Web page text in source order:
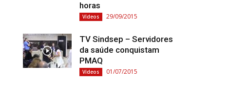
horas
Vídeos 29/09/2015
TV Sindsep – Servidores
da saúde conquistam
PMAQ
Vídeos 01/07/2015